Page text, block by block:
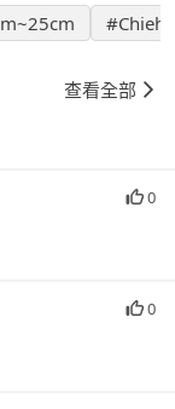
#Chieh
查看全部
0
0